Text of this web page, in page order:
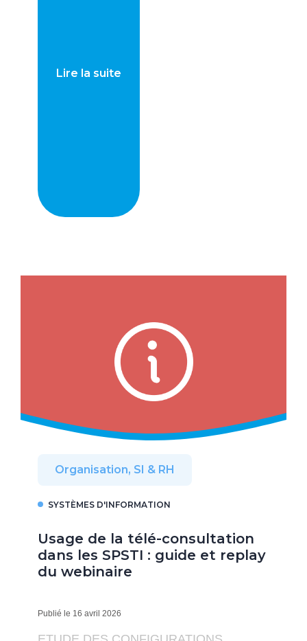
Lire la suite
Organisation, SI & RH
SYSTÈMES D'INFORMATION
Usage de la télé-consultation
dans les SPSTI : guide et replay
du webinaire
Publié le 16 avril 2026